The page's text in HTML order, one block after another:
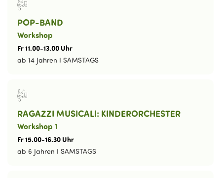
POP-BAND
Workshop
Fr11.00-13.00 Uhr
ab 14 Jahren I SAMSTAGS
RAGAZZI MUSICALI: KINDERORCHESTER
Workshop 1
Fr15.00-16.30 Uhr
ab 6 Jahren I SAMSTAGS